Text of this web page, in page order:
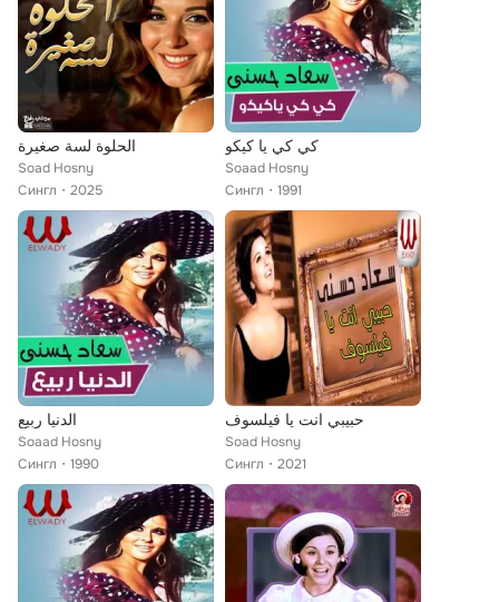
الحلوة لسة صغيرة
Soad Hosny
Сингл
2025
كي كي يا كيكو
Soaad Hosny
Сингл
1991
الدنيا ربيع
Soaad Hosny
Сингл
1990
حبيبي انت يا فيلسوف
Soad Hosny
Сингл
2021